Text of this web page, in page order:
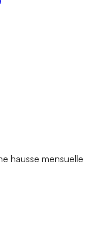
hausse mensuelle